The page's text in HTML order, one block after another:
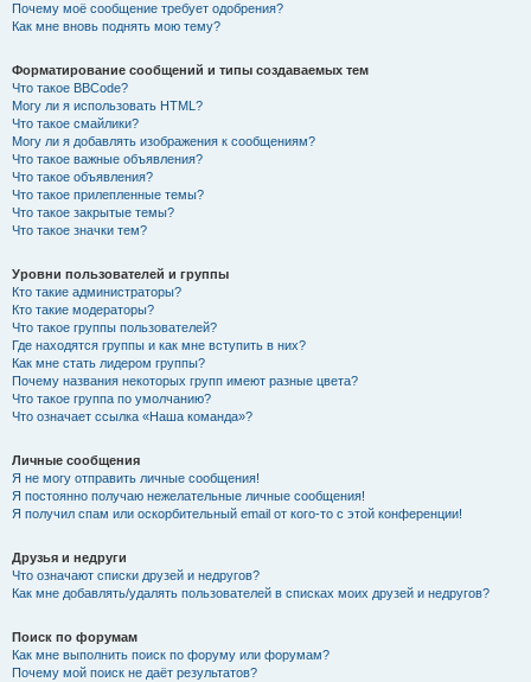
Почему моё сообщение требует одобрения?
Как мне вновь поднять мою тему?
Форматирование сообщений и типы создаваемых тем
Что такое BBCode?
Могу ли я использовать HTML?
Что такое смайлики?
Могу ли я добавлять изображения к сообщениям?
Что такое важные объявления?
Что такое объявления?
Что такое прилепленные темы?
Что такое закрытые темы?
Что такое значки тем?
Уровни пользователей и группы
Кто такие администраторы?
Кто такие модераторы?
Что такое группы пользователей?
Где находятся группы и как мне вступить в них?
Как мне стать лидером группы?
Почему названия некоторых групп имеют разные цвета?
Что такое группа по умолчанию?
Что означает ссылка «Наша команда»?
Личные сообщения
Я не могу отправить личные сообщения!
Я постоянно получаю нежелательные личные сообщения!
Я получил спам или оскорбительный email от кого-то с этой конференции!
Друзья и недруги
Что означают списки друзей и недругов?
Как мне добавлять/удалять пользователей в списках моих друзей и недругов?
Поиск по форумам
Как мне выполнить поиск по форуму или форумам?
Почему мой поиск не даёт результатов?